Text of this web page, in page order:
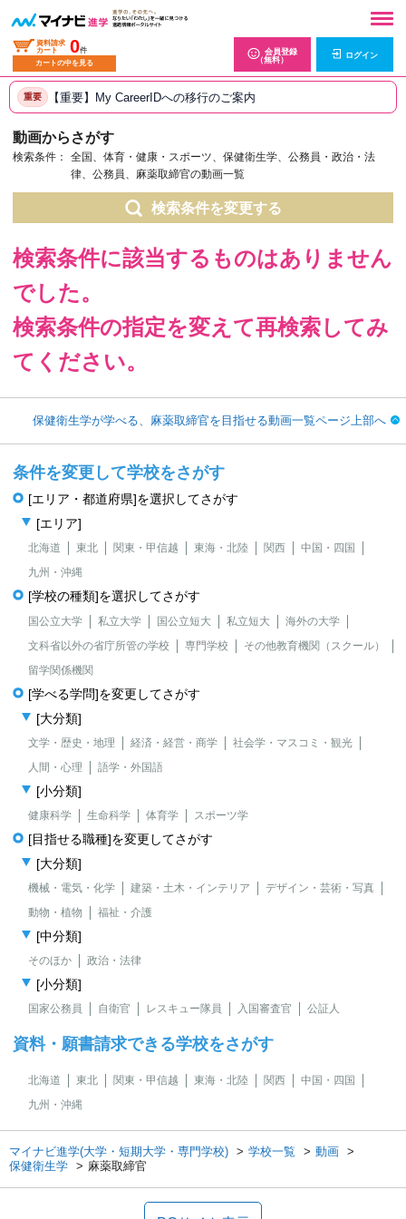
資料請求
カート
0件
カートの中を見る
会員登録
（無料）
ログイン
重要 【重要】My CareerIDへの移行のご案内
動画からさがす
検索条件：
全国、体育・健康・スポーツ、保健衛生学、公務員・政治・法
律、公務員、麻薬取締官の動画一覧
検索条件を変更する
検索条件に該当するものはありません
でした。
検索条件の指定を変えて再検索してみ
てください。
保健衛生学が学べる、麻薬取締官を目指せる動画一覧ページ上部へ
条件を変更して学校をさがす
[エリア・都道府県]を選択してさがす
[エリア]
北海道 東北 関東・甲信越 東海・北陸 関西
中国・四国
九州・沖縄
[学校の種類]を選択してさがす
国公立大学 私立大学 国公立短大 私立短大
海外の大学
文科省以外の省庁所管の学校
専門学校
その他教育機関（スクール）
留学関係機関
[学べる学問]を変更してさがす
[大分類]
文学・歴史・地理 経済・経営・商学
社会学・マスコミ・観光
人間・心理
語学・外国語
[小分類]
健康科学 生命科学 体育学 スポーツ学
[目指せる職種]を変更してさがす
[大分類]
機械・電気・化学 建築・土木・インテリア
デザイン・芸術・写真
動物・植物
福祉・介護
[中分類]
そのほか 政治・法律
[小分類]
国家公務員 自衛官 レスキュー隊員 入国審査官 公証人
資料・願書請求できる学校をさがす
北海道 東北 関東・甲信越 東海・北陸 関西
中国・四国
九州・沖縄
マイナビ進学(大学・短期大学・専門学校) 学校一覧
動画
保健衛生学
麻薬取締官